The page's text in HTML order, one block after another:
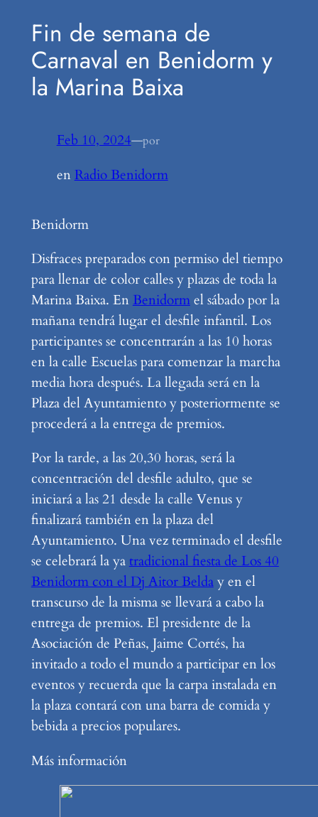
Fin de semana de
Carnaval en Benidorm y
la Marina Baixa
Feb 10, 2024—por
en Radio Benidorm
Benidorm
Disfraces preparados con permiso del tiempo
para llenar de color calles y plazas de toda la
Marina Baixa. EnBenidormel sábado por la
mañana tendrá lugar el desfile infantil. Los
participantes se concentrarán a las 10 horas
en la calle Escuelas para comenzar la marcha
media hora después. La llegada será en la
Plaza del Ayuntamiento y posteriormente se
procederá a la entrega de premios.
Por la tarde, a las 20,30 horas, será la
concentración del desfile adulto, que se
iniciará a las 21 desde la calle Venus y
finalizará también en la plaza del
Ayuntamiento. Una vez terminado el desfile
se celebrará la yatradicional fiesta de Los 40
Benidorm con el Dj Aitor Belday en el
transcurso de la misma se llevará a cabo la
entrega de premios. El presidente de la
Asociación de Peñas, Jaime Cortés, ha
invitado a todo el mundo a participar en los
eventos y recuerda que la carpa instalada en
la plaza contará con una barra de comida y
bebida a precios populares.
Más información